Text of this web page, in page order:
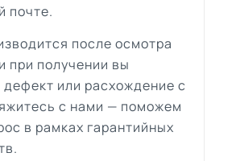
почте.
после осмотра
при получении вы
или расхождение с
с нами — поможем
в рамках гарантийных